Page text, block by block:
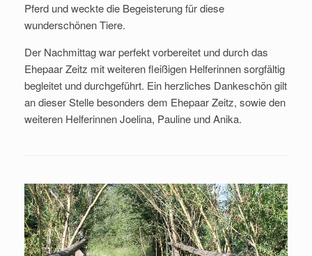
Pferd und weckte die Begeisterung für diese
wunderschönen Tiere.
Der Nachmittag war perfekt vorbereitet und durch das
Ehepaar Zeitz mit weiteren fleißigen Helferinnen sorgfältig
begleitet und durchgeführt. Ein herzliches Dankeschön gilt
an dieser Stelle besonders dem Ehepaar Zeitz, sowie den
weiteren Helferinnen Joelina, Pauline und Anika.